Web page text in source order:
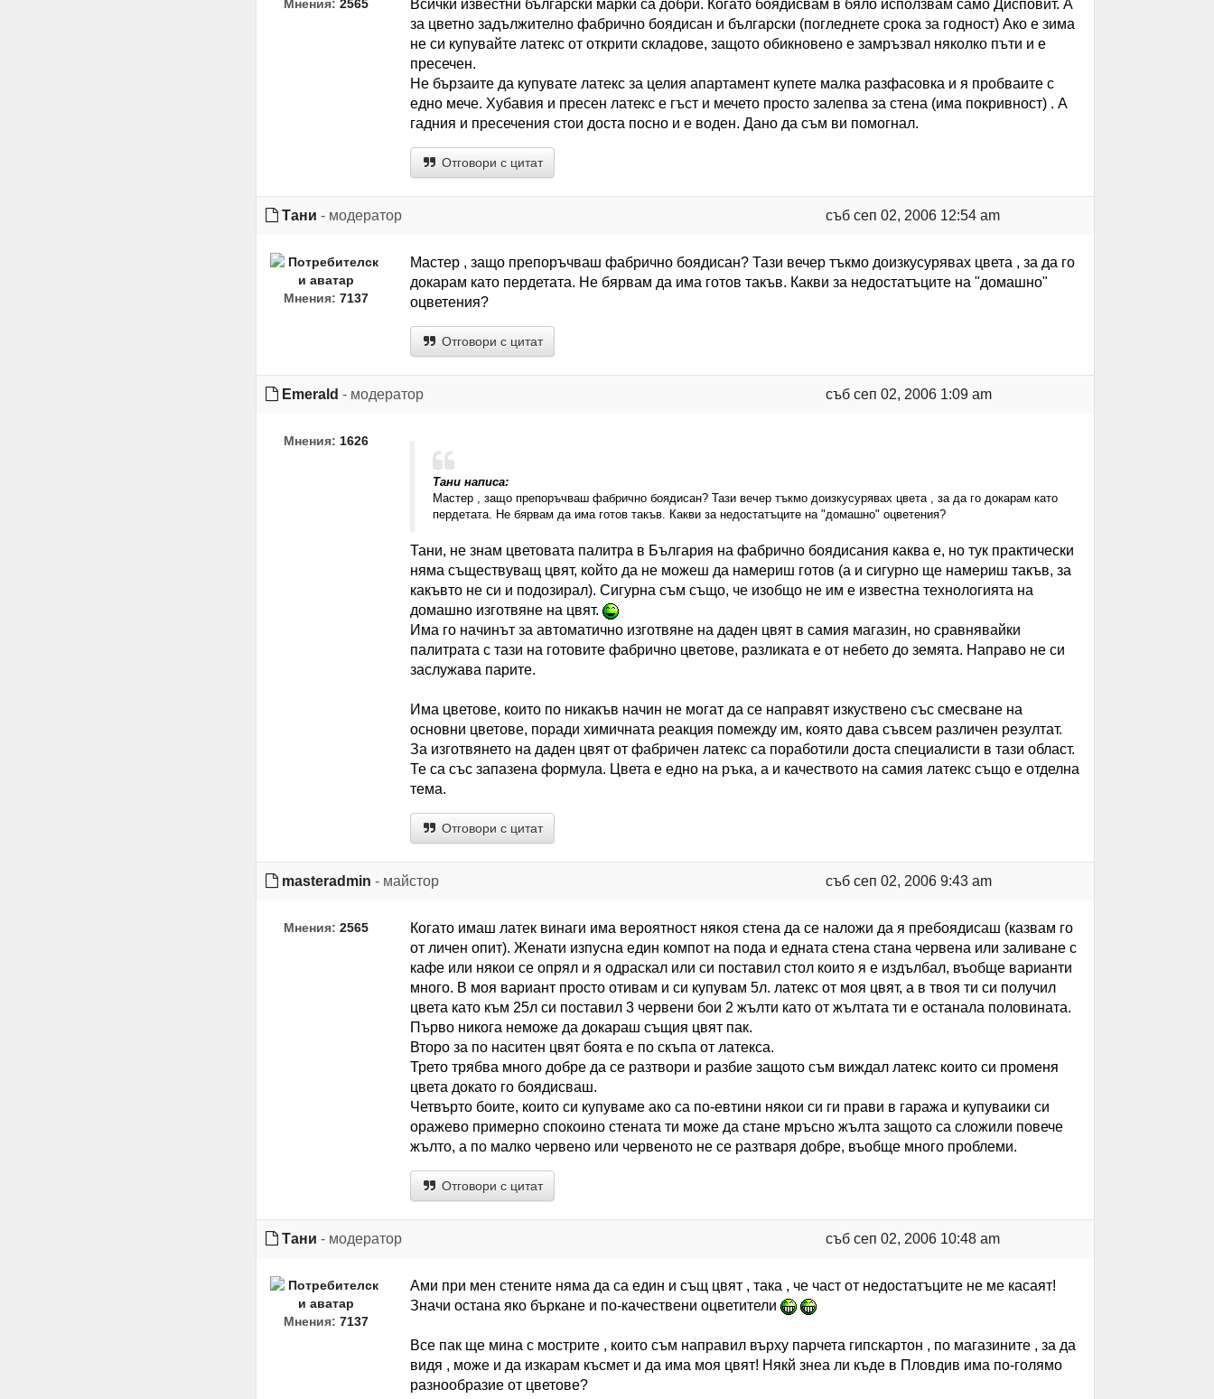
Мнения: 2565
Всички известни български марки са добри. Когато боядисвам в бяло исползвам само Дисповит. А
за цветно задължително фабрично боядисан и български (погледнете срока за годност) Ако е зима
не си купувайте латекс от открити складове, защото обикновено е замръзвал няколко пъти и е
пресечен.
Не бързаите да купувате латекс за целия апартамент купете малка разфасовка и я пробваите с
едно мече. Хубавия и пресен латекс е гъст и мечето просто залепва за стена (има покривност) . А
гадния и пресечения стои доста посно и е воден. Дано да съм ви помогнал.
Отговори с цитат
Тани - модератор съб сеп 02, 2006 12:54 am
Мнения: 7137
Мастер , защо препоръчваш фабрично боядисан? Тази вечер тъкмо доизкусурявах цвета , за да го
докарам като пердетата. Не бярвам да има готов такъв. Какви за недостатъците на "домашно"
оцветения?
Отговори с цитат
Emerald - модератор съб сеп 02, 2006 1:09 am
Мнения: 1626
Тани написа:
Мастер , защо препоръчваш фабрично боядисан? Тази вечер тъкмо доизкусурявах цвета , за да го докарам като
пердетата. Не бярвам да има готов такъв. Какви за недостатъците на "домашно" оцветения?
Тани, не знам цветовата палитра в България на фабрично боядисания каква е, но тук практически
няма съществуващ цвят, който да не можеш да намериш готов (а и сигурно ще намериш такъв, за
какъвто не си и подозирал). Сигурна съм също, че изобщо не им е известна технологията на
домашно изготвяне на цвят.
Има го начинът за автоматично изготвяне на даден цвят в самия магазин, но сравнявайки
палитрата с тази на готовите фабрично цветове, разликата е от небето до земята. Направо не си
заслужава парите.
Има цветове, които по никакъв начин не могат да се направят изкуствено със смесване на
основни цветове, поради химичната реакция помежду им, която дава съвсем различен резултат.
За изготвянето на даден цвят от фабричен латекс са поработили доста специалисти в тази област.
Те са със запазена формула. Цвета е едно на ръка, а и качеството на самия латекс също е отделна
тема.
Отговори с цитат
masteradmin - майстор съб сеп 02, 2006 9:43 am
Мнения: 2565
Когато имаш латек винаги има вероятност някоя стена да се наложи да я пребоядисаш (казвам го
от личен опит). Женати изпусна един компот на пода и едната стена стана червена или заливане с
кафе или някои се опрял и я одраскал или си поставил стол които я е издълбал, въобще варианти
много. В моя вариант просто отивам и си купувам 5л. латекс от моя цвят, а в твоя ти си получил
цвета като към 25л си поставил 3 червени бои 2 жълти като от жълтата ти е останала половината.
Първо никога неможе да докараш същия цвят пак.
Второ за по наситен цвят боята е по скъпа от латекса.
Трето трябва много добре да се разтвори и разбие защото съм виждал латекс които си променя
цвета докато го боядисваш.
Четвърто боите, които си купуваме ако са по-евтини някои си ги прави в гаража и купуваики си
оражево примерно спокоино стената ти може да стане мръсно жълта защото са сложили повече
жълто, а по малко червено или червеното не се разтваря добре, въобще много проблеми.
Отговори с цитат
Тани - модератор съб сеп 02, 2006 10:48 am
Мнения: 7137
Ами при мен стените няма да са един и същ цвят , така , че част от недостатъците не ме касаят!
Значи остана яко бъркане и по-качествени оцветители
Все пак ще мина с мострите , които съм направил върху парчета гипскартон , по магазините , за да
видя , може и да изкарам късмет и да има моя цвят! Някй знеа ли къде в Пловдив има по-голямо
разнообразие от цветове?